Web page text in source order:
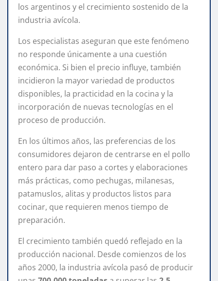
los argentinos y el crecimiento sostenido de la
industria avícola.
Los especialistas aseguran que este fenómeno
no responde únicamente a una cuestión
económica. Si bien el precio influye, también
incidieron la mayor variedad de productos
disponibles, la practicidad en la cocina y la
incorporación de nuevas tecnologías en el
proceso de producción.
En los últimos años, las preferencias de los
consumidores dejaron de centrarse en el pollo
entero para dar paso a cortes y elaboraciones
más prácticas, como pechugas, milanesas,
patamuslos, alitas y productos listos para
cocinar, que requieren menos tiempo de
preparación.
El crecimiento también quedó reflejado en la
producción nacional. Desde comienzos de los
años 2000, la industria avícola pasó de producir